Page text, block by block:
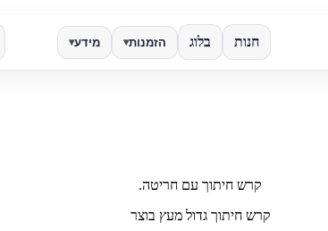
חנות בלוג הזמנות▾ מידע▾
קרש חיתוך עם חריטה.
קרש חיתוך גדול מעץ בוצר